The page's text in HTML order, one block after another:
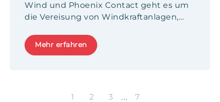
Wind und Phoenix Contact geht es um
die Vereisung von Windkraftanlagen,
technologische Lösungen.
Mehr erfahren
1 2 3 7